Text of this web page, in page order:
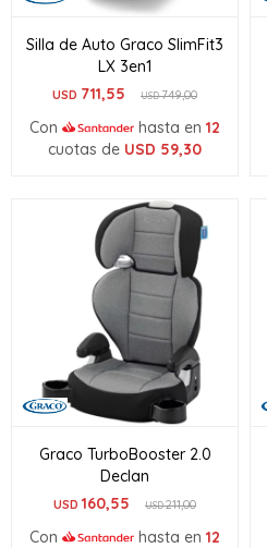
Silla de Auto Graco SlimFit3
LX 3en1
USD 711,55 USD749,00
Con hasta en 12
cuotas de USD 59,30
Graco TurboBooster 2.0
Declan
USD 160,55 USD211,00
Con hasta en 12